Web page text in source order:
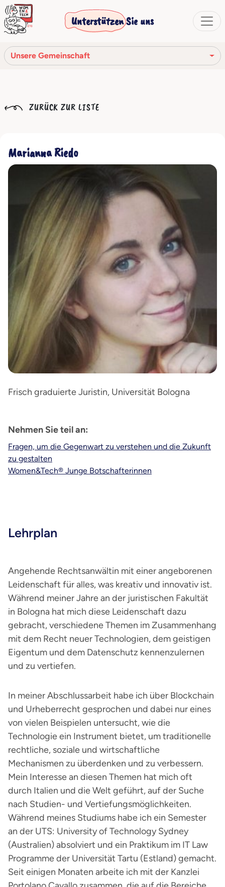
Unterstützen Sie uns
Unsere Gemeinschaft
Unsere Geschichte
Unser Netzwerk
Unsere Gemeinschaft
ZURÜCK ZUR LISTE
Marianna Riedo
Frisch graduierte Juristin, Universität Bologna
Nehmen Sie teil an:
Fragen, um die Gegenwart zu verstehen und die Zukunft
zu gestalten
Women&Tech® Junge Botschafterinnen
Lehrplan
Angehende Rechtsanwältin mit einer angeborenen
Leidenschaft für alles, was kreativ und innovativ ist.
Während meiner Jahre an der juristischen Fakultät
in Bologna hat mich diese Leidenschaft dazu
gebracht, verschiedene Themen im Zusammenhang
mit dem Recht neuer Technologien, dem geistigen
Eigentum und dem Datenschutz kennenzulernen
und zu vertiefen.
In meiner Abschlussarbeit habe ich über Blockchain
und Urheberrecht gesprochen und dabei nur eines
von vielen Beispielen untersucht, wie die
Technologie ein Instrument bietet, um traditionelle
rechtliche, soziale und wirtschaftliche
Mechanismen zu überdenken und zu verbessern.
Mein Interesse an diesen Themen hat mich oft
durch Italien und die Welt geführt, auf der Suche
nach Studien- und Vertiefungsmöglichkeiten.
Während meines Studiums habe ich ein Semester
an der UTS: University of Technology Sydney
(Australien) absolviert und ein Praktikum im IT Law
Programme der Universität Tartu (Estland) gemacht.
Seit einigen Monaten arbeite ich mit der Kanzlei